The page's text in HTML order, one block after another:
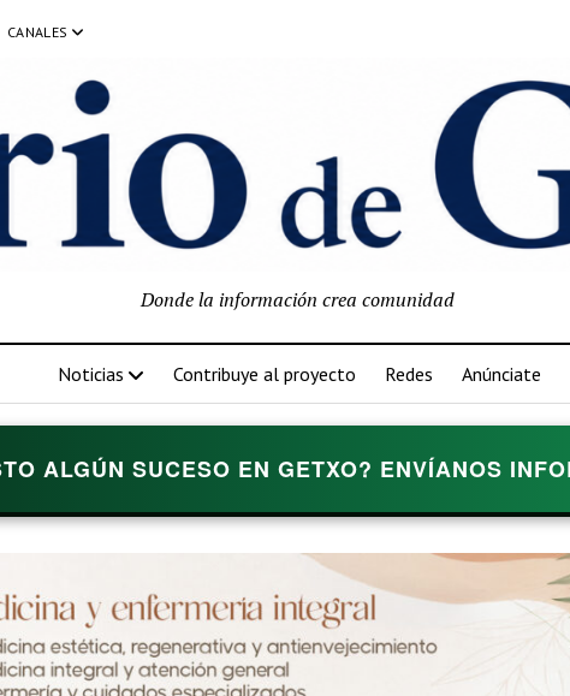
CANALES
Donde la información crea comunidad
Noticias Contribuye al proyecto Redes Anúnciate
ALGÚN SUCESO EN GETXO? ENVÍANOS